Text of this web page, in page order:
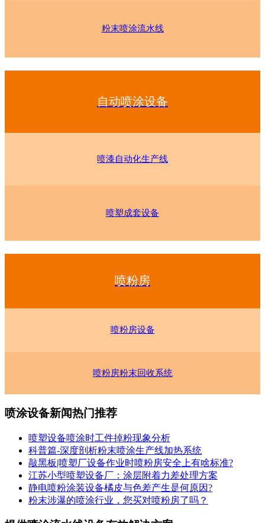
粉末喷涂流水线
自动喷涂设备
喷漆自动化生产线
喷塑成套设备
喷粉房
喷粉房设备
喷粉房粉末回收系统
喷涂设备新闻热门推荐
喷塑设备喷涂时工件掉粉现象分析
科普篇-深度剖析粉末喷涂生产线加热系统
敲黑板|喷塑厂设备作业时喷粉房安全上有啥标准?
江苏小型喷塑设备厂：涂层附着力差处理方案
静电喷粉涂装设备橘皮与色差产生是何原因?
粉末涉瀑的喷涂行业，您买对喷粉房了吗？